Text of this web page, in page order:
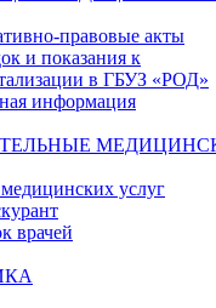
правовые акты
и показания к
в ГБУЗ «РОД»
информация
услуг
врачей